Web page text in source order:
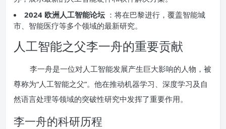
2024 欧洲人工智能论坛 ：将在巴黎进行，覆盖智能城
市、智能医疗等多个领域的最新研究。
人工智能之父李一舟的重要贡献
李一舟是一位对人工智能发展产生巨大影响的人物，被
尊称为“人工智能之父”。他在推动机器学习、深度学习及自
然语言处理等领域的突破性研究中发挥了重要作用。
李一舟的科研历程